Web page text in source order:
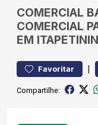
COMERCIAL
COMERCIAL
EM
Favoritar |
Compartilhe: